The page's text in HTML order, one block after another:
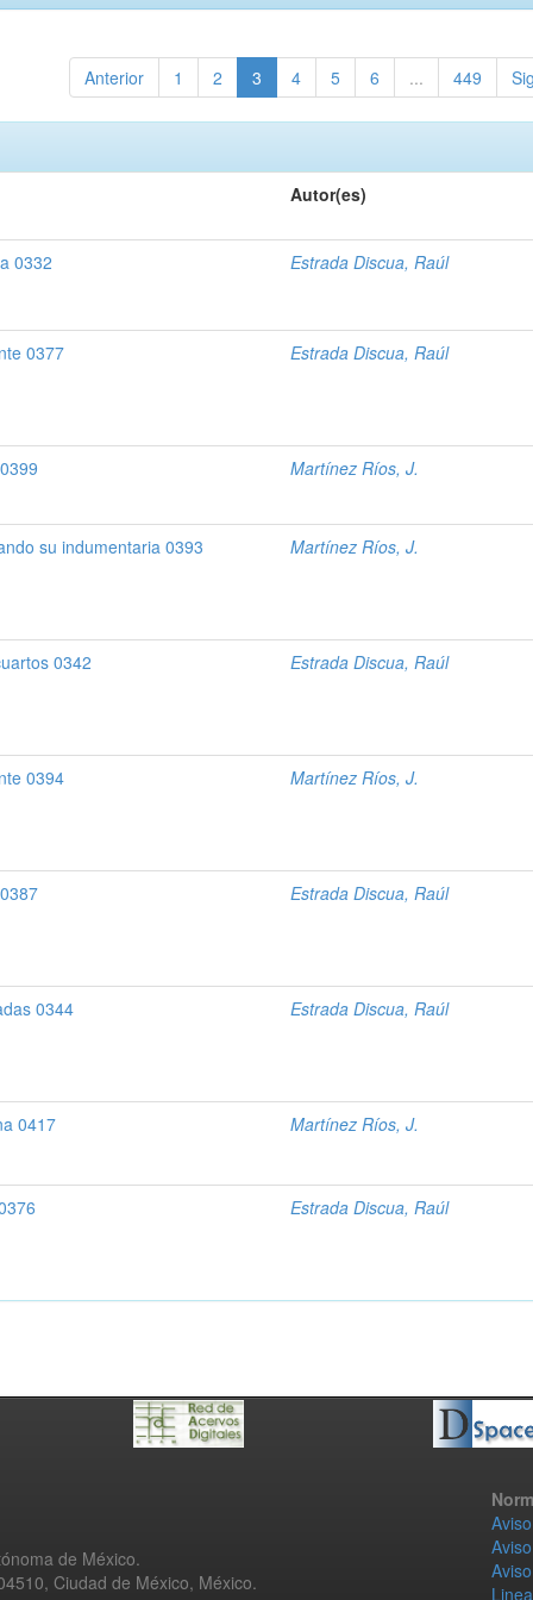
Anterior 1 2 3 4 5 6 ... 449
Autor(es)
0332 Estrada Discua, Raúl
0377 Estrada Discua, Raúl
Martínez Ríos, J.
su indumentaria 0393 Martínez Ríos, J.
0342 Estrada Discua, Raúl
0394 Martínez Ríos, J.
Estrada Discua, Raúl
0344 Estrada Discua, Raúl
0417 Martínez Ríos, J.
Estrada Discua, Raúl
de México.
Ciudad de México, México.